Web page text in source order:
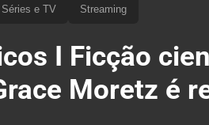
Séries e TV Streaming
I Ficção
Moretz é